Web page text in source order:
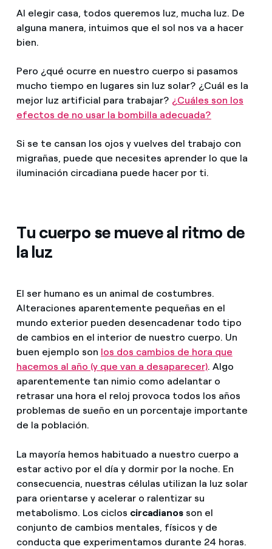
Al elegir casa, todos queremos luz, mucha luz. De
alguna manera, intuimos que el sol nos va a hacer
bien.
Pero ¿qué ocurre en nuestro cuerpo si pasamos
mucho tiempo en lugares sin luz solar? ¿Cuál es la
mejor luz artificial para trabajar? ¿Cuáles son los
efectos de no usar la bombilla adecuada?
Si se te cansan los ojos y vuelves del trabajo con
migrañas, puede que necesites aprender lo que la
iluminación circadiana puede hacer por ti.
Tu cuerpo se mueve al ritmo de
la luz
El ser humano es un animal de costumbres.
Alteraciones aparentemente pequeñas en el
mundo exterior pueden desencadenar todo tipo
de cambios en el interior de nuestro cuerpo. Un
buen ejemplo son los dos cambios de hora que
hacemos al año (y que van a desaparecer). Algo
aparentemente tan nimio como adelantar o
retrasar una hora el reloj provoca todos los años
problemas de sueño en un porcentaje importante
de la población.
La mayoría hemos habituado a nuestro cuerpo a
estar activo por el día y dormir por la noche. En
consecuencia, nuestras células utilizan la luz solar
para orientarse y acelerar o ralentizar su
metabolismo. Los ciclos circadianos son el
conjunto de cambios mentales, físicos y de
conducta que experimentamos durante 24 horas.